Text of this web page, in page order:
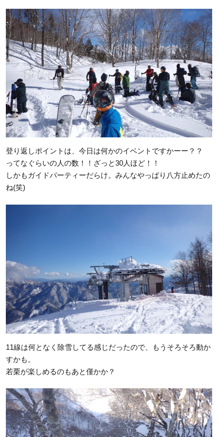
登り返しポイントは、今日は何かのイベントですかーー？？
ってなぐらいの人の数！！ざっと30人ほど！！
しかもガイドパーティーだらけ。みんなやっぱり八方止めたの
ね(笑)
11線は何となく除雪してる感じだったので、もうそろそろ動か
すかも。
若栗が楽しめるのもあと僅かか？